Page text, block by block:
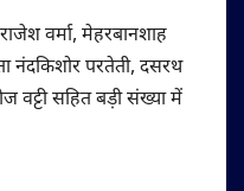
वर्मा, मेहरबानशाह
नंदकिशोर परतेती, दसरथ
वट्टी सहित बड़ी संख्या में